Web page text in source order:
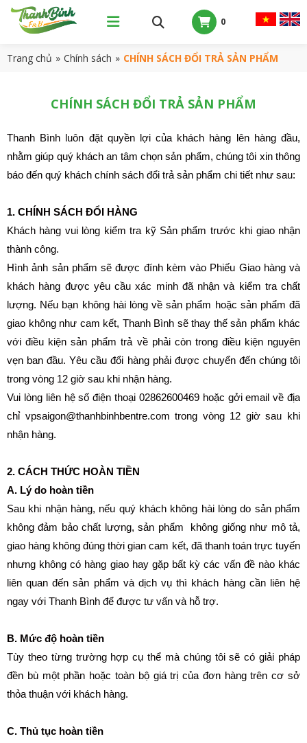
0
Trang chủ » Chính sách » CHÍNH SÁCH ĐỔI TRẢ SẢN PHẨM
CHÍNH SÁCH ĐỔI TRẢ SẢN PHẨM
Thanh Bình luôn đặt quyền lợi của khách hàng lên hàng đầu,
nhằm giúp quý khách an tâm chọn sản phẩm, chúng tôi xin thông
báo đến quý khách chính sách đổi trả sản phẩm chi tiết như sau:
1. CHÍNH SÁCH ĐỔI HÀNG
Khách hàng vui lòng kiểm tra kỹ Sản phẩm trước khi giao nhận
thành công.
Hình ảnh sản phẩm sẽ được đính kèm vào Phiếu Giao hàng và
khách hàng được yêu cầu xác minh đã nhận và kiểm tra chất
lượng. Nếu bạn không hài lòng về sản phẩm hoặc sản phẩm đã
giao không như cam kết, Thanh Bình sẽ thay thế sản phẩm khác
với điều kiện sản phẩm trả về phải còn trong điều kiện nguyên
vẹn ban đầu. Yêu cầu đổi hàng phải được chuyển đến chúng tôi
trong vòng 12 giờ sau khi nhận hàng.
Vui lòng liên hệ số điện thoại 02862600469 hoặc gởi email về địa
chỉ vpsaigon@thanhbinhbentre.com trong vòng 12 giờ sau khi
nhận hàng.
2. CÁCH THỨC HOÀN TIỀN
A. Lý do hoàn tiền
Sau khi nhận hàng, nếu quý khách không hài lòng do sản phẩm
không đảm bảo chất lượng, sản phẩm không giống như mô tả,
giao hàng không đúng thời gian cam kết, đã thanh toán trực tuyến
nhưng không có hàng giao hay gặp bất kỳ các vấn đề nào khác
liên quan đến sản phẩm và dịch vụ thì khách hàng cần liên hệ
ngay với Thanh Bình để được tư vấn và hỗ trợ.
B. Mức độ hoàn tiền
Tùy theo từng trường hợp cụ thể mà chúng tôi sẽ có giải pháp
đền bù một phần hoặc toàn bộ giá trị của đơn hàng trên cơ sở
thỏa thuận với khách hàng.
C. Thủ tục hoàn tiền